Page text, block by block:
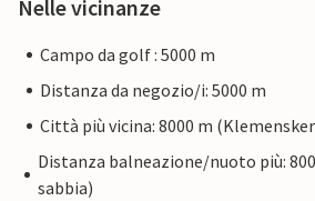
Nelle vicinanze
Campo da golf : 5000 m
Distanza da negozio/i: 5000 m
Città più vicina: 8000 m
Distanza balneazione/nuoto più:
sabbia)